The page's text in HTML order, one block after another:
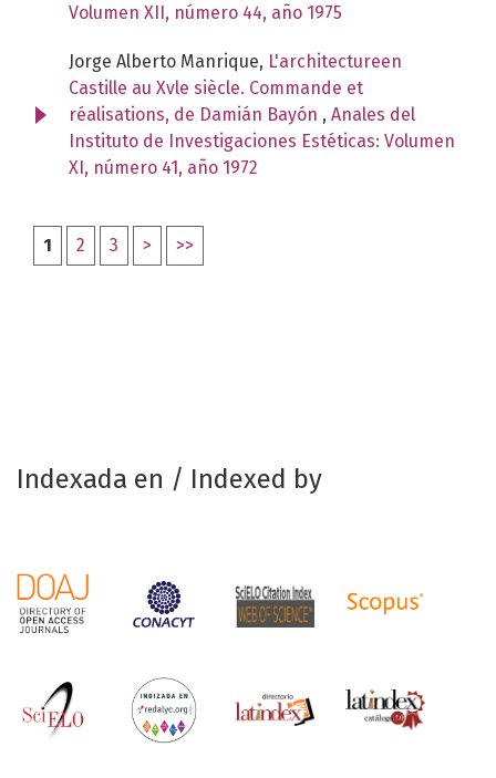
Volumen XII, número 44, año 1975
Jorge Alberto Manrique, L'architectureen
Castille au Xvle siècle. Commande et
réalisations, de Damián Bayón , Anales del
Instituto de Investigaciones Estéticas: Volumen
XI, número 41, año 1972
1 2 3 > >>
Indexada en / Indexed by